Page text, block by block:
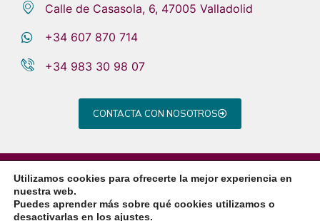
Calle de Casasola, 6, 47005 Valladolid
+34 607 870 714
+34 983 30 98 07
CONTACTA CON NOSOTROS
Diseñada por Después de mil vueltas
Sistema Interno de Información
Utilizamos cookies para ofrecerte la mejor experiencia en
nuestra web.
Puedes aprender más sobre qué cookies utilizamos o
desactivarlas en los ajustes.